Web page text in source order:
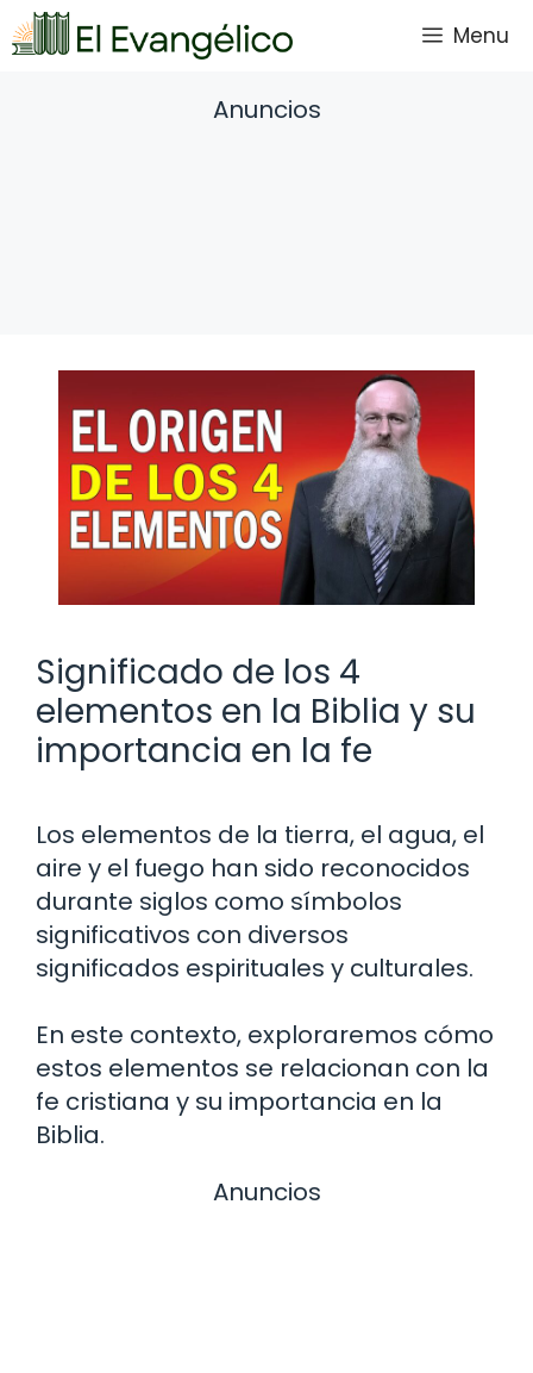
Saltar
al
Menu
Anuncios
Significado de los 4
elementos en la Biblia y su
importancia en la fe
Los elementos de la tierra, el agua, el
aire y el fuego han sido reconocidos
durante siglos como símbolos
significativos con diversos
significados espirituales y culturales.
En este contexto, exploraremos cómo
estos elementos se relacionan con la
fe cristiana y su importancia en la
Biblia.
Anuncios